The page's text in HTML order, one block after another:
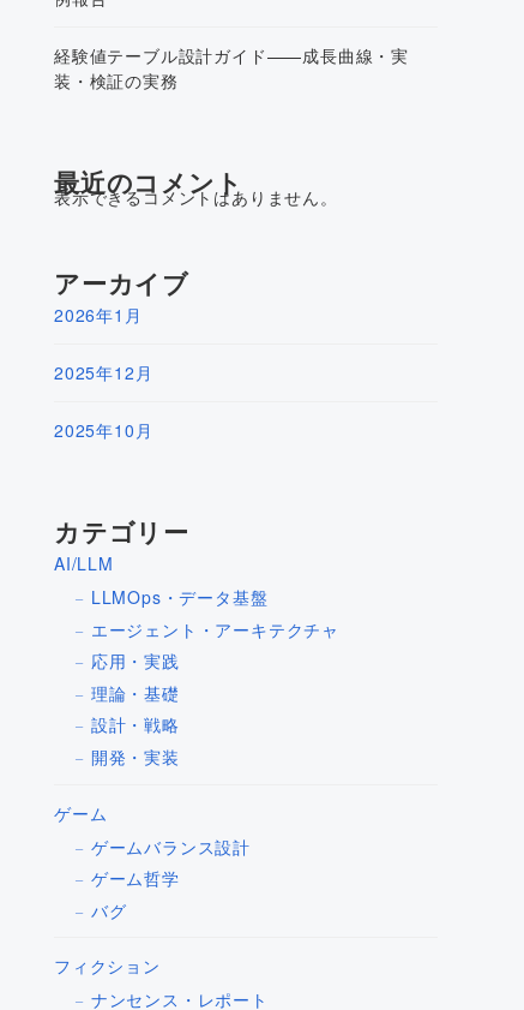
経験値テーブル設計ガイド——成長曲線・実
装・検証の実務
最近のコメント
表示できるコメントはありません。
アーカイブ
2026年1月
2025年12月
2025年10月
カテゴリー
AI/LLM
LLMOps・データ基盤
エージェント・アーキテクチャ
応用・実践
理論・基礎
設計・戦略
開発・実装
ゲーム
ゲームバランス設計
ゲーム哲学
バグ
フィクション
ナンセンス・レポート